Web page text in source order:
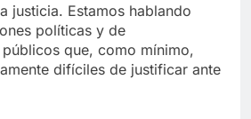
justicia. Estamos hablando
políticas y de
que, como mínimo,
difíciles de justificar ante